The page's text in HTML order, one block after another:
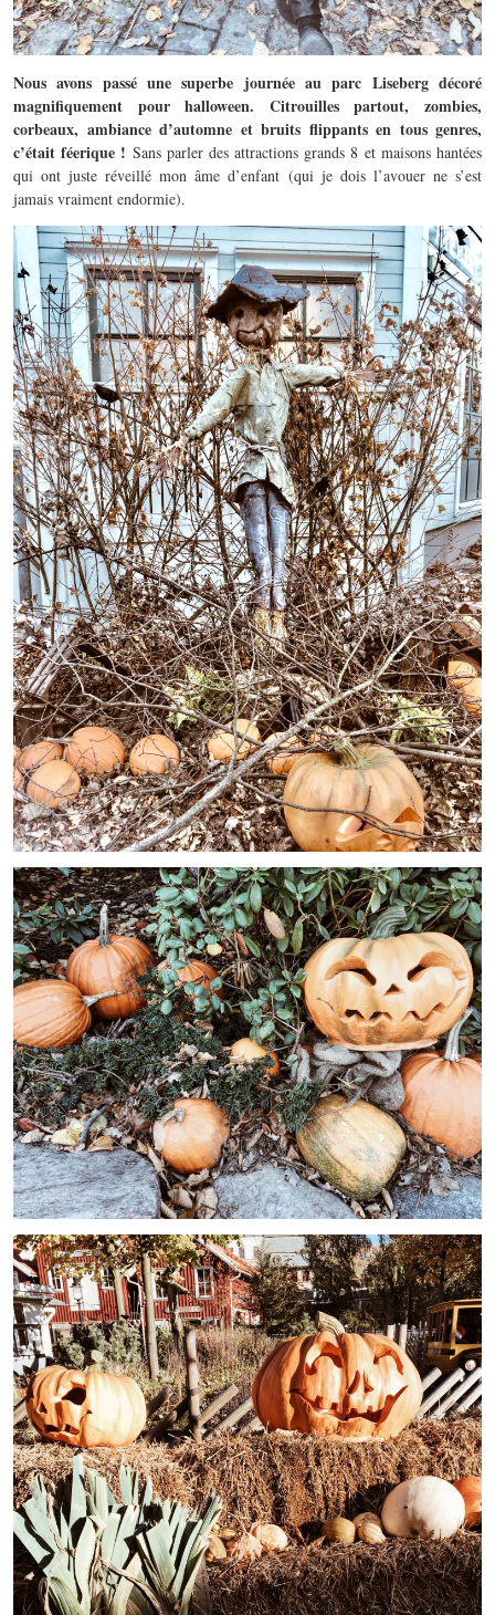
Nous avons passé une superbe journée au parc Liseberg décoré
magnifiquement pour halloween. Citrouilles partout, zombies,
corbeaux, ambiance d’automne et bruits flippants en tous genres,
c’était féerique ! Sans parler des attractions grands 8 et maisons hantées
qui ont juste réveillé mon âme d’enfant (qui je dois l’avouer ne s’est
jamais vraiment endormie).